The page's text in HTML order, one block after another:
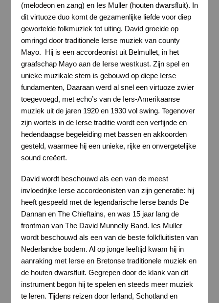
(melodeon en zang) en Ies Muller (houten dwarsfluit). In
dit virtuoze duo komt de gezamenlijke liefde voor diep
gewortelde folkmuziek tot uiting. David groeide op
omringd door traditionele Ierse muziek van county
Mayo. Hij is een accordeonist uit Belmullet, in het
graafschap Mayo aan de Ierse westkust. Zijn spel en
unieke muzikale stem is gebouwd op diepe Ierse
fundamenten, Daaraan werd al snel een virtuoze zwier
toegevoegd, met echo’s van de Iers-Amerikaanse
muziek uit de jaren 1920 en 1930 vol swing. Tegenover
zijn wortels in de Ierse traditie wordt een verfijnde en
hedendaagse begeleiding met bassen en akkoorden
gesteld, waarmee hij een unieke, rijke en onvergetelijke
sound creëert.
David wordt beschouwd als een van de meest
invloedrijke Ierse accordeonisten van zijn generatie: hij
heeft gespeeld met de legendarische Ierse bands De
Dannan en The Chieftains, en was 15 jaar lang de
frontman van The David Munnelly Band. Ies Muller
wordt beschouwd als een van de beste folkfluitisten van
Nederlandse bodem. Al op jonge leeftijd kwam hij in
aanraking met Ierse en Bretonse traditionele muziek en
de houten dwarsfluit. Gegrepen door de klank van dit
instrument begon hij te spelen en steeds meer muziek
te leren. Tijdens reizen door Ierland, Schotland en